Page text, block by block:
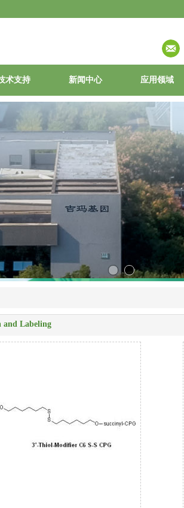
术支持 新闻中心 应用领域
and Labeling